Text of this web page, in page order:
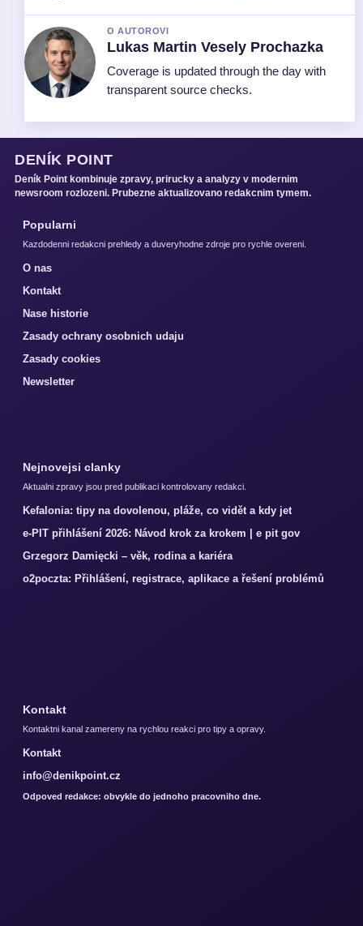
O AUTOROVI
Lukas Martin Vesely Prochazka
Coverage is updated through the day with
transparent source checks.
DENÍK POINT
Deník Point kombinuje zpravy, prirucky a analyzy v modernim
newsroom rozlozeni. Prubezne aktualizovano redakcnim tymem.
Popularni
Kazdodenni redakcni prehledy a duveryhodne zdroje pro rychle overeni.
O nas
Kontakt
Nase historie
Zasady ochrany osobnich udaju
Zasady cookies
Newsletter
Nejnovejsi clanky
Aktualni zpravy jsou pred publikaci kontrolovany redakci.
Kefalonia: tipy na dovolenou, pláže, co vidět a kdy jet
e-PIT přihlášení 2026: Návod krok za krokem | e pit gov
Grzegorz Damięcki – věk, rodina a kariéra
o2poczta: Přihlášení, registrace, aplikace a řešení problémů
Kontakt
Kontaktni kanal zamereny na rychlou reakci pro tipy a opravy.
Kontakt
info@denikpoint.cz
Odpoved redakce: obvykle do jednoho pracovniho dne.